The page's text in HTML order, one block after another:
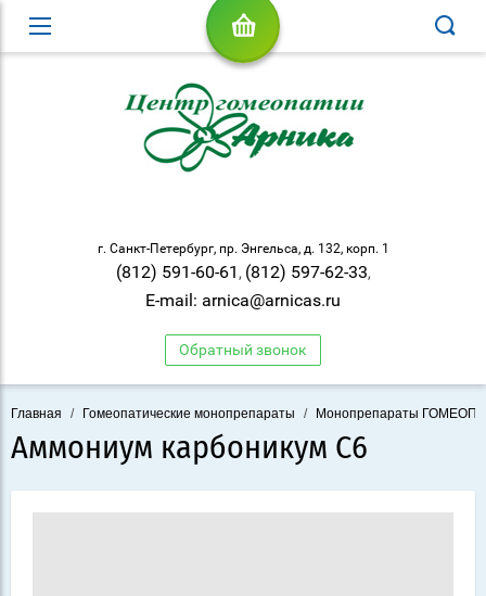
г. Санкт-Петербург, пр. Энгельса, д. 132, корп. 1
(812) 591-60-61 , (812) 597-62-33,
E-mail: arnica@arnicas.ru
Обратный звонок
Главная / Гомеопатические монопрепараты / Монопрепараты
Аммониум карбоникум C6